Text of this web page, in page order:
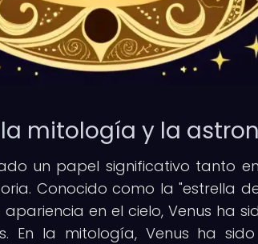
la mitología y la
un papel significativo tanto
Conocido como la "estrella
en el cielo, Venus ha
En la mitología, Venus ha